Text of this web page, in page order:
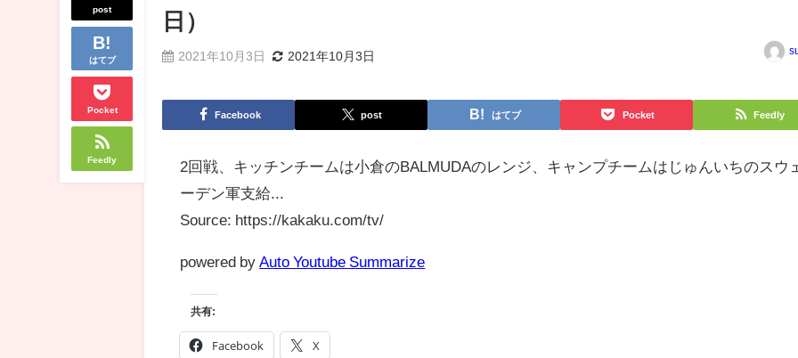
post
はてブ
Pocket
Feedly
日）
2021年10月3日 2021年10月3日
Facebook post はてブ Pocket Feedly
2回戦、キッチンチームは小倉のBALMUDAのレンジ、キャンプチームはじゅんいちのスウ
ーデン軍支給...
Source: https://kakaku.com/tv/
powered by Auto Youtube Summarize
共有:
Facebook X